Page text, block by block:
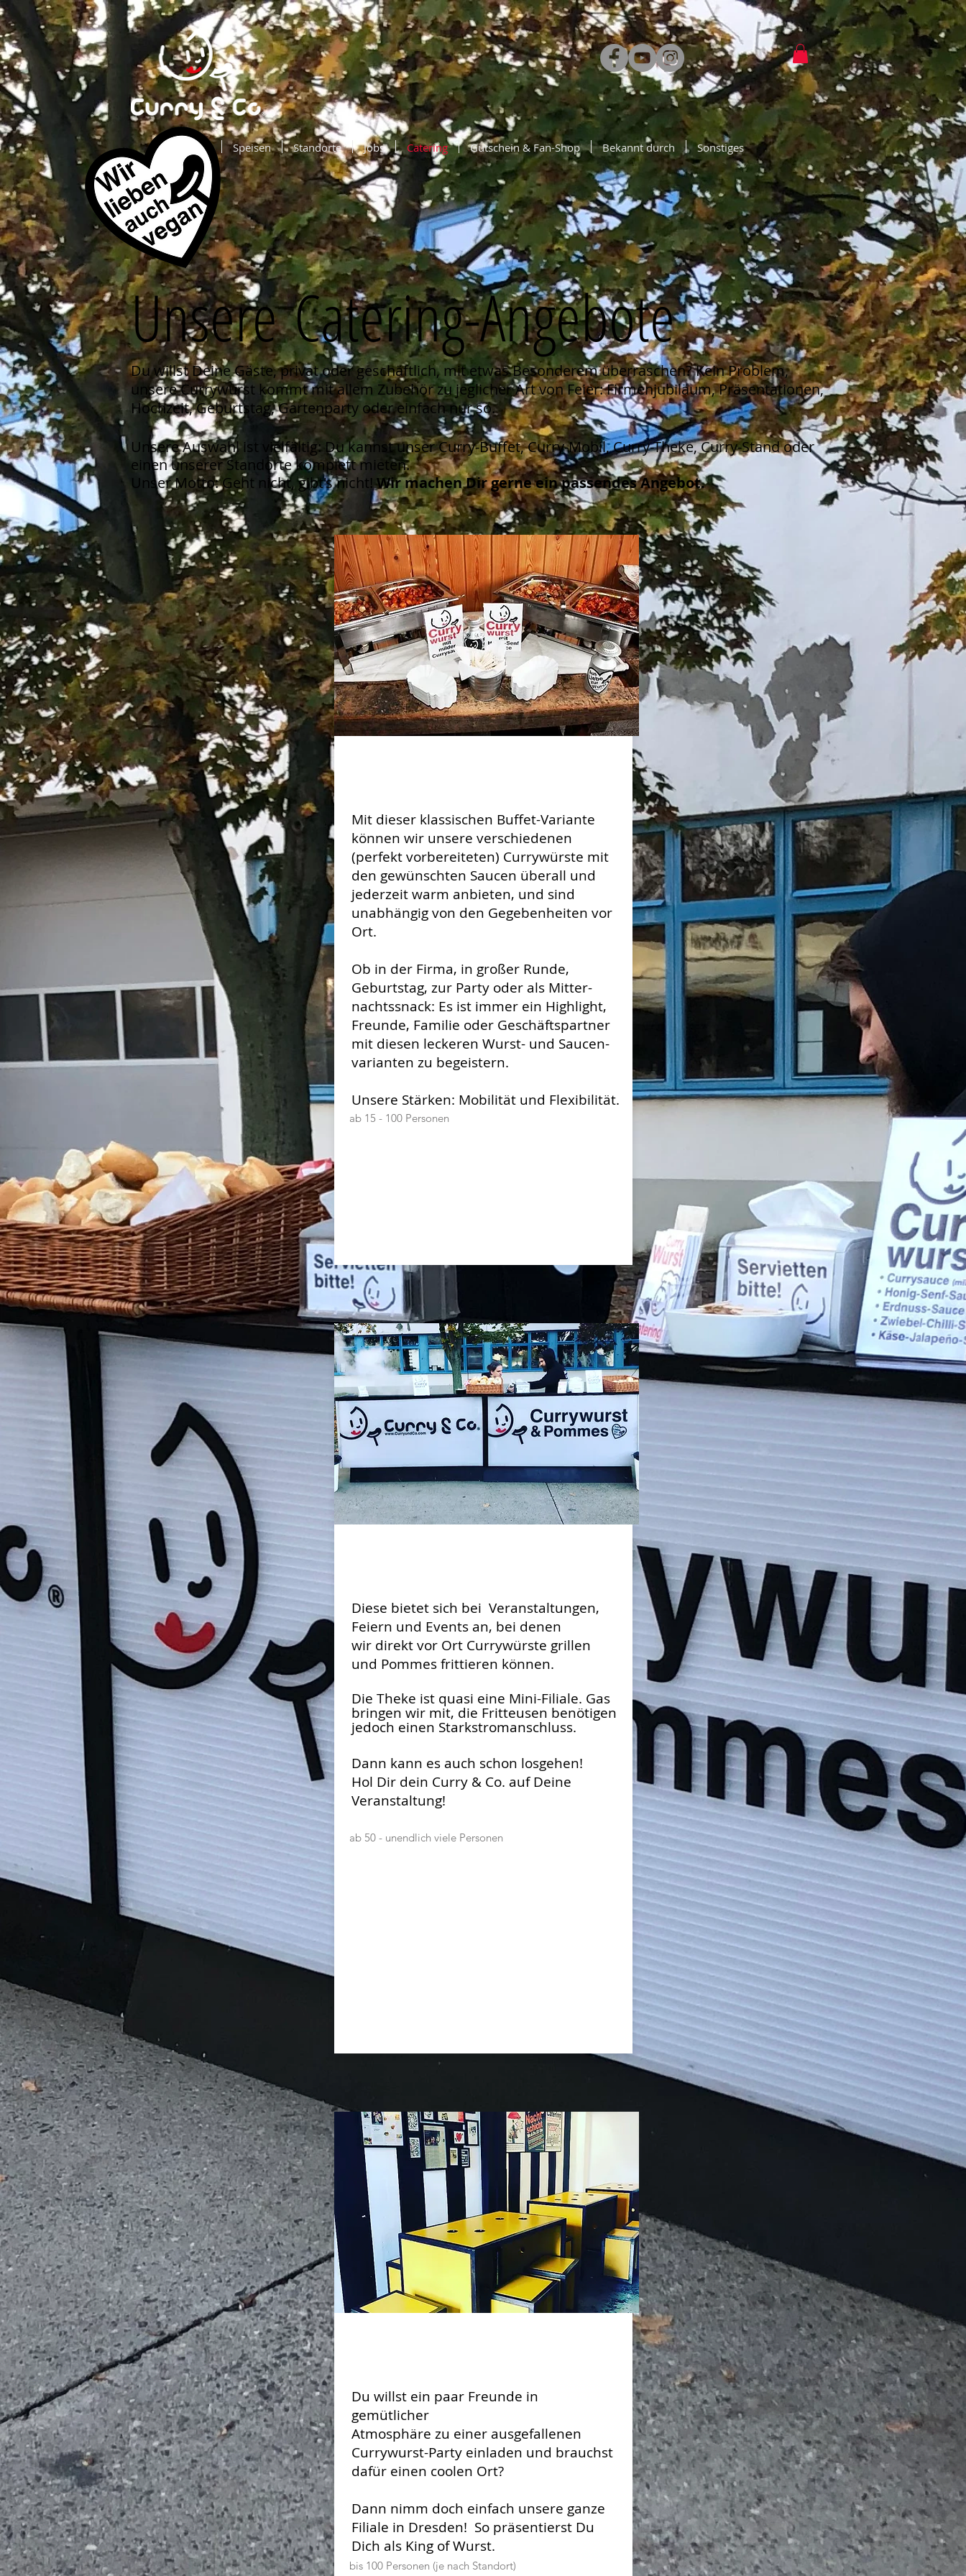
Speisen Standorte Jobs Catering Gutschein & Fan-Shop Bekannt durch Sonstiges
Du willst Deine Gäste, privat oder geschäftlich, mit etwas Besonderem überraschen? Kein Problem,
unsere Currywurst kommt mit allem Zubehör zu jeglicher Art von Feier: Firmenjubiläum, Präsentationen,
Hochzeit, Geburtstag, Gartenparty oder einfach nur so.
Unsere Auswahl ist vielfältig: Du kannst unser Curry-Buffet, Curry-Mobil, Curry-Theke, Curry-Stand oder
einen unserer Standorte komplett mieten.
Unser Motto: Geht nicht, gibt's nicht!Wir machen Dir gerne ein passendes Angebot.
Unsere Catering-Angebote
Mit dieser klassischen Buffet-Variante
können wir unsere verschiedenen
(perfekt vorbereiteten) Currywürste mit
den gewünschten Saucen überall und
jederzeit warm anbieten, und sind
unabhängig von den Gegebenheiten vor
Ort.
Ob in der Firma, in großer Runde,
Geburtstag, zur Party oder als Mitter-
nachtssnack: Es ist immer ein Highlight,
Freunde, Familie oder Geschäftspartner
mit diesen leckeren Wurst- und Saucen-
varianten zu begeistern.
Unsere Stärken: Mobilität und Flexibilität.
ab 15 - 100 Personen
Diese bietet sich bei Veranstaltungen,
Feiern und Events an, bei denen
wir direkt vor Ort Currywürste grillen
und Pommes frittieren können.
Die Theke ist quasi eine Mini-Filiale. Gas
bringen wir mit, die Fritteusen benötigen
jedoch einen Starkstromanschluss.
Dann kann es auch schon losgehen!
Hol Dir dein Curry & Co. auf Deine
Veranstaltung!
ab 50 - unendlich viele Personen
Du willst ein paar Freunde in
gemütlicher
Atmosphäre zu einer ausgefallenen
Currywurst-Party einladen und brauchst
dafür einen coolen Ort?
Dann nimm doch einfach unsere ganze
Filiale in Dresden! So präsentierst Du
Dich als King of Wurst.
bis 100 Personen (je nach Standort)